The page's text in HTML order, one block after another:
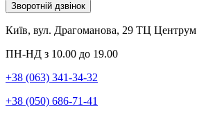
Зворотній дзвінок
Київ, вул. Драгоманова, 29 ТЦ Центрум
ПН-НД з 10.00 до 19.00
+38 (063) 341-34-32
+38 (050) 686-71-41